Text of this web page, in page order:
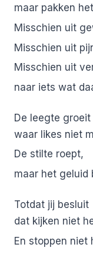
maar pakken
Misschien uit
Misschien uit
Misschien uit
naar iets wat
De leegte groeit
waar likes niet
De stilte roept,
maar het geluid
Totdat jij besluit
dat kijken niet
En stoppen niet